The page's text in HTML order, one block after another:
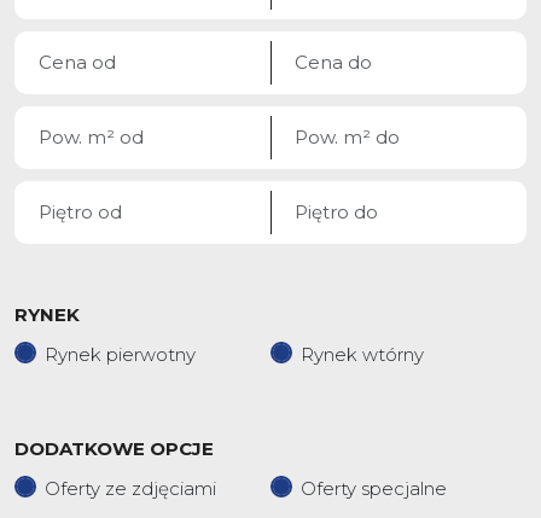
RYNEK
Rynek pierwotny
Rynek wtórny
DODATKOWE OPCJE
Oferty ze zdjęciami
Oferty specjalne